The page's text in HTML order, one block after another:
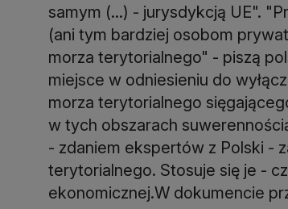
samym (...) - jurysdykcją UE".
(ani tym bardziej osobom
morza terytorialnego" - piszą
miejsce w odniesieniu do
morza terytorialnego
w tych obszarach
- zdaniem ekspertów z Polski -
terytorialnego. Stosuje się je -
ekonomicznej.W dokumencie